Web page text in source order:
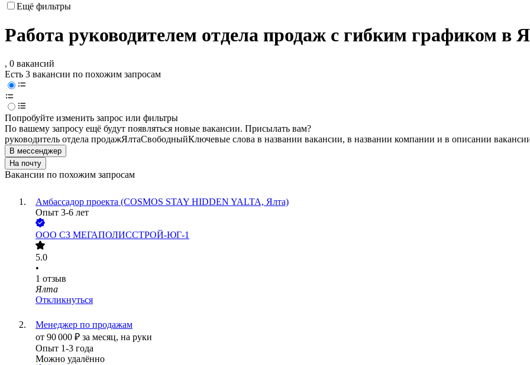
Ещё фильтры
Работа руководителем отдела продаж с гибким графиком в
, 0 вакансий
Есть 3 вакансии по похожим запросам
Попробуйте изменить запрос или фильтры
По вашему запросу ещё будут появляться новые вакансии. Присылать вам?
руководитель отдела продажЯлтаСвободныйКлючевые слова в названии вакансии, в названии компании и в описании
В мессенджер
На почту
Вакансии по похожим запросам
Амбассадор проекта (COSMOS STAY HIDDEN YALTA, Ялта)
Опыт 3-6 лет
ООО СЗ МЕГАПОЛИССТРОЙ-ЮГ-1
5.0
•
1 отзыв
Ялта
Откликнуться
Менеджер по продажам
от 90 000 ₽ за месяц, на руки
Опыт 1-3 года
Можно удалённо